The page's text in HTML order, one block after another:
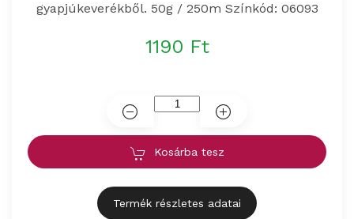
gyapjúkeverékből. 50g / 250m Színkód: 06093
1190 Ft
Kosárba tesz
Termék részletes adatai